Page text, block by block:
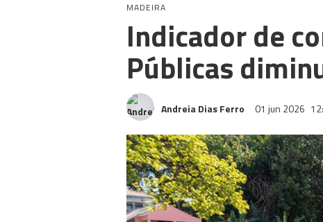
MADEIRA
Indicador de
Públicas
Andreia Dias Ferro 01 jun 2026